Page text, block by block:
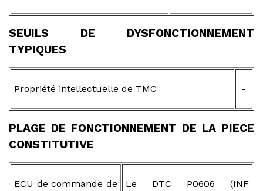
SEUILS DE DYSFONCTIONNEMENT
TYPIQUES
Propriété intellectuelle de TMC -
PLAGE DE FONCTIONNEMENT DE LA PIECE
CONSTITUTIVE
ECU de commande de
Le DTC P0606 (INF